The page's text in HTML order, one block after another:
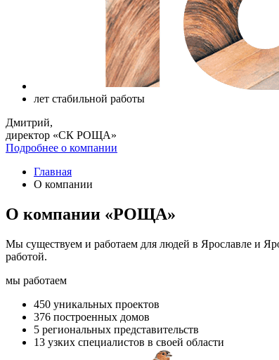
лет стабильной работы
Дмитрий,
директор «СК РОЩА»
Подробнее о компании
Главная
О компании
О компании «РОЩА»
Мы существуем и работаем для людей в Ярославле и
работой.
мы работаем
450 уникальных проектов
376 построенных домов
5 региональных представительств
13 узких специалистов в своей области